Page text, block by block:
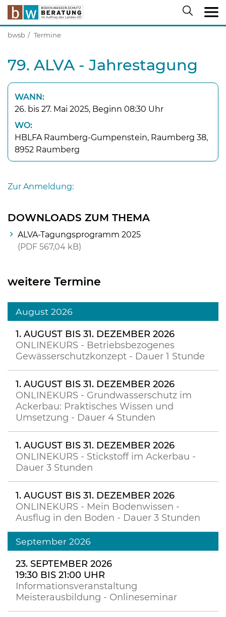
Skip to main content
bwsb Termine
79. ALVA - Jahrestagung
WANN:
26. bis 27. Mai 2025, Beginn 08:30 Uhr
WO:
HBLFA Raumberg-Gumpenstein, Raumberg 38,
8952 Raumberg
Zur Anmeldung:
DOWNLOADS ZUM THEMA
ALVA-Tagungsprogramm 2025
PDF 567,04 kB
weitere Termine
August 2026
1. AUGUST BIS 31. DEZEMBER 2026
ONLINEKURS - Betriebsbezogenes
Gewässerschutzkonzept - Dauer 1 Stunde
1. AUGUST BIS 31. DEZEMBER 2026
ONLINEKURS - Grundwasserschutz im
Ackerbau: Praktisches Wissen und
Umsetzung - Dauer 4 Stunden
1. AUGUST BIS 31. DEZEMBER 2026
ONLINEKURS - Stickstoff im Ackerbau -
Dauer 3 Stunden
1. AUGUST BIS 31. DEZEMBER 2026
ONLINEKURS - Mein Bodenwissen -
Ausflug in den Boden - Dauer 3 Stunden
September 2026
23. SEPTEMBER 2026
19:30 BIS 21:00 UHR
Informationsveranstaltung
Meisterausbildung - Onlineseminar